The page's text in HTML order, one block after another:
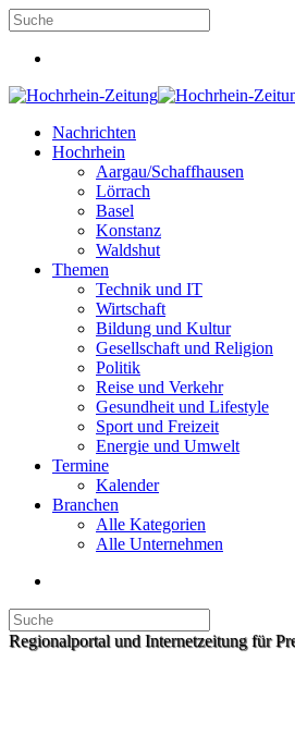
Nachrichten
Hochrhein
Aargau/Schaffhausen
Lörrach
Basel
Konstanz
Waldshut
Themen
Technik und IT
Wirtschaft
Bildung und Kultur
Gesellschaft und Religion
Politik
Reise und Verkehr
Gesundheit und Lifestyle
Sport und Freizeit
Energie und Umwelt
Termine
Kalender
Branchen
Alle Kategorien
Alle Unternehmen
Regionalportal und Internetzeitung für